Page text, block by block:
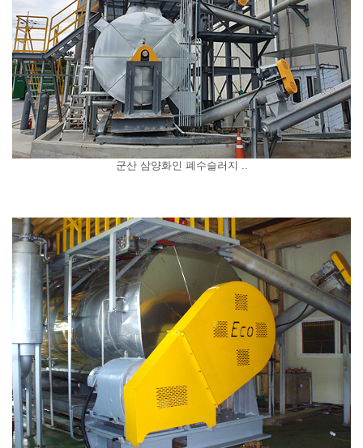
군산 삼양화인 폐수슬러지 ..